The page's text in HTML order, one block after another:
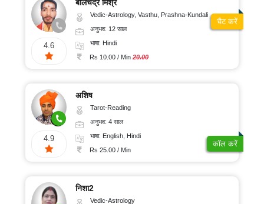
4.6
बालचंद्र मिश्र
Vedic-Astrology, Vasthu, Prashna-Kundali
अनुभव: 12 साल
भाषा: Hindi
Rs 10.00 / Min20.00
चैट करें
4.9
अशिष
Tarot-Reading
अनुभव: 4 साल
भाषा: English, Hindi
Rs 25.00 / Min
कॉल करें
निशा2
Vedic-Astrology